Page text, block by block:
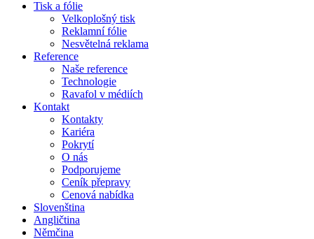
Tisk a fólie
Velkoplošný tisk
Reklamní fólie
Nesvětelná reklama
Reference
Naše reference
Technologie
Ravafol v médiích
Kontakt
Kontakty
Kariéra
Pokrytí
O nás
Podporujeme
Ceník přepravy
Cenová nabídka
Slovenština
Angličtina
Němčina